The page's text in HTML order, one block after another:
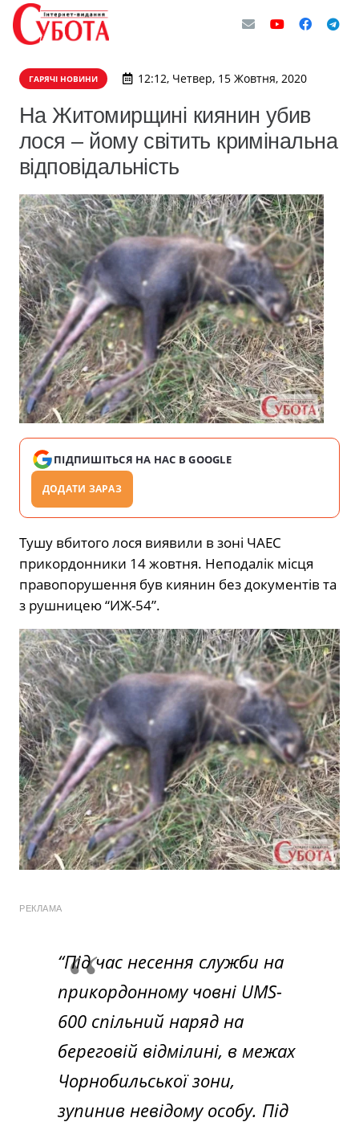
ГАРЯЧІ НОВИНИ 12:12, Четвер, 15 Жовтня, 2020
На Житомирщині киянин убив
лося – йому світить кримінальна
відповідальність
ПІДПИШІТЬСЯ НА НАС В GOOGLE
ДОДАТИ ЗАРАЗ
Тушу вбитого лося виявили в зоні ЧАЕС
прикордонники 14 жовтня. Неподалік місця
правопорушення був киянин без документів та
з рушницею “ИЖ-54”.
РЕКЛАМА
“Під час несення служби на
прикордонному човні UMS-
600 спільний наряд на
береговій відмілині, в межах
Чорнобильської зони,
зупинив невідому особу. Під